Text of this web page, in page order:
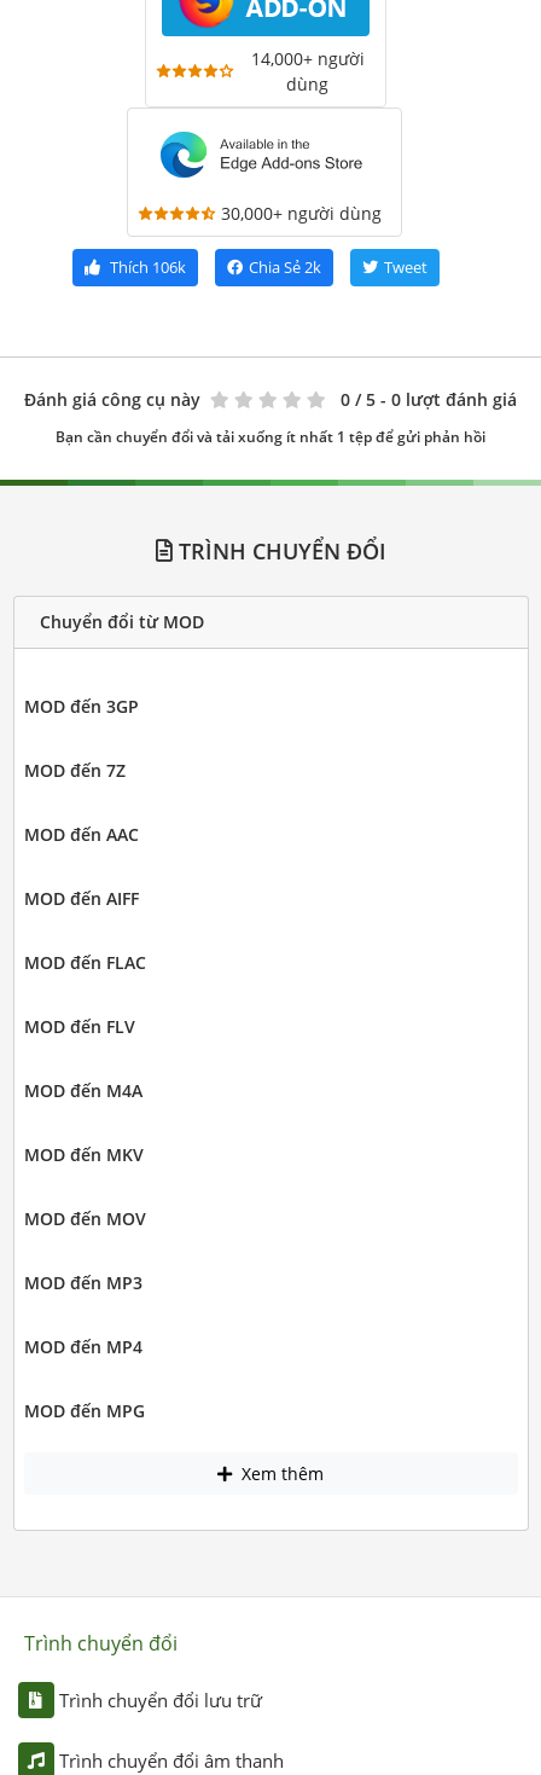
14,000+ người
dùng
30,000+ người dùng
Thích 106k Chia Sẻ2k Tweet
Đánh giá công cụ này 0 / 5 - 0 lượt đánh giá
Bạn cần chuyển đổi và tải xuống ít nhất 1 tệp để gửi phản hồi
TRÌNH CHUYỂN ĐỔI
Chuyển đổi từ MOD
MOD đến 3GP
MOD đến 7Z
MOD đến AAC
MOD đến AIFF
MOD đến FLAC
MOD đến FLV
MOD đến M4A
MOD đến MKV
MOD đến MOV
MOD đến MP3
MOD đến MP4
MOD đến MPG
Xem thêm
Trình chuyển đổi
Trình chuyển đổi lưu trữ
Trình chuyển đổi âm thanh